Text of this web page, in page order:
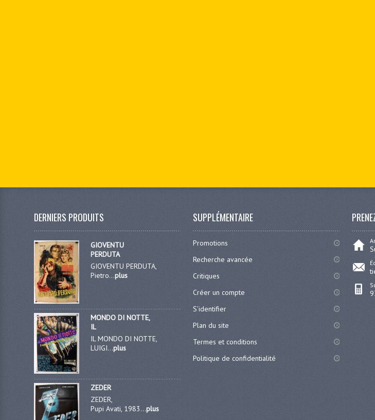
DERNIERS PRODUITS
GIOVENTU
PERDUTA
GIOVENTU PERDUTA,
Pietro...plus
MONDO DI NOTTE,
IL
IL MONDO DI NOTTE,
LUIGI...plus
ZEDER
ZEDER,
Pupi Avati, 1983...plus
SUPPLÉMENTAIRE
Promotions
Recherche avancée
Critiques
Créer un compte
S'identifier
Plan du site
Termes et conditions
Politique de confidentialité